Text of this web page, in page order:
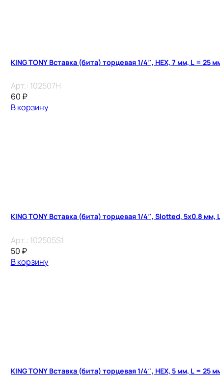
KING TONY Вставка (бита) торцевая 1/4″, HEX, 7 мм, L = 25
Арт.: 102507H
60 ₽
В корзину
KING TONY Вставка (бита) торцевая 1/4″, Slotted, 5х0.8 мм,
Арт.: 102505S1
50 ₽
В корзину
KING TONY Вставка (бита) торцевая 1/4″, HEX, 5 мм, L = 25